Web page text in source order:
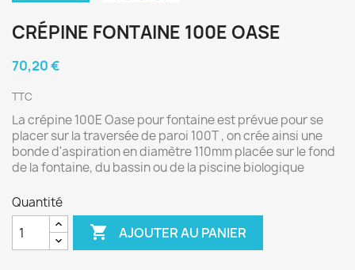
CRÉPINE FONTAINE 100E OASE
70,20 €
TTC
La crépine 100E Oase pour fontaine est prévue pour se
placer sur la traversée de paroi 100T , on crée ainsi une
bonde d'aspiration en diamètre 110mm placée sur le fond
de la fontaine, du bassin ou de la piscine biologique
Quantité
 AJOUTER AU PANIER